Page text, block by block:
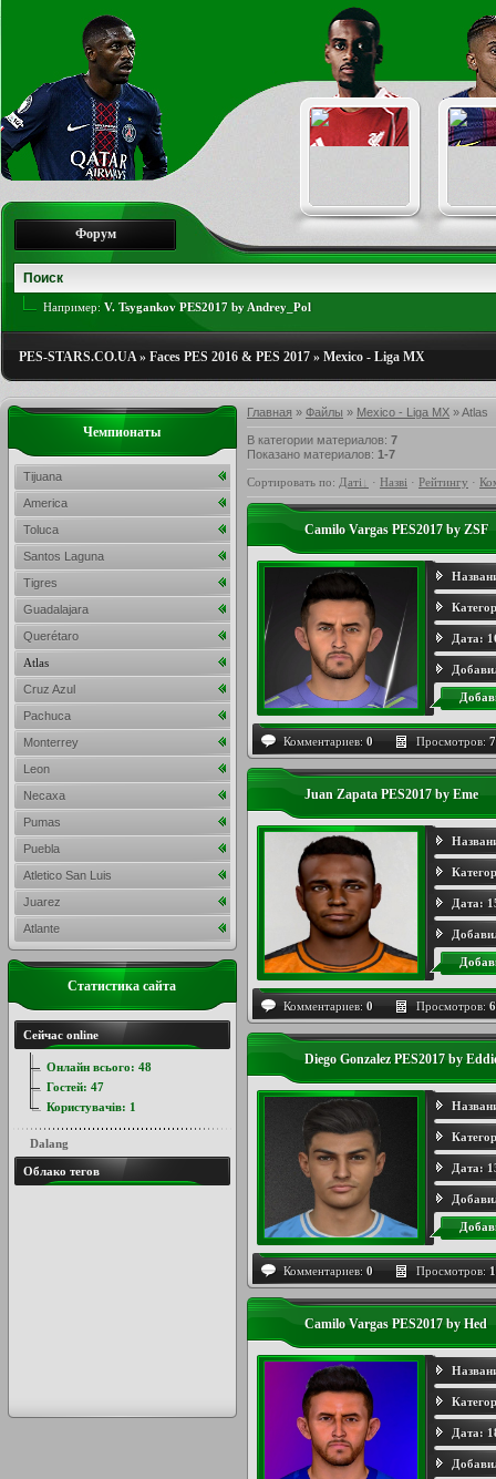
Форум
Например: V. Tsygankov PES2017 by Andrey_Pol
PES-STARS.CO.UA» Faces PES 2016 & PES 2017 » Mexico - Liga MX
Главная » Файлы » Mexico - Liga MX » Atlas
В категории материалов: 7
Показано материалов: 1-7
Сортировать по: Даті · Назві · Рейтингу ·
Camilo Vargas PES2017 by ZSF
Дата:
Комментариев: 0 Просмотров:
Juan Zapata PES2017 by Eme
Дата:
Комментариев: 0 Просмотров:
Diego Gonzalez PES2017 by
Дата:
Комментариев: 0 Просмотров:
Camilo Vargas PES2017 by Hed
Дата:
Чемпионаты
Tijuana
America
Toluca
Santos Laguna
Tigres
Guadalajara
Querétaro
Atlas
Cruz Azul
Pachuca
Monterrey
Leon
Necaxa
Pumas
Puebla
Atletico San Luis
Juarez
Atlante
Статистика сайта
Сейчас online
Онлайн всього: 48
Гостей: 47
Користувачів: 1
Dalang
Облако тегов